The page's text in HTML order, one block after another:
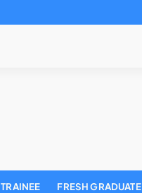
FRESH GRADUATE